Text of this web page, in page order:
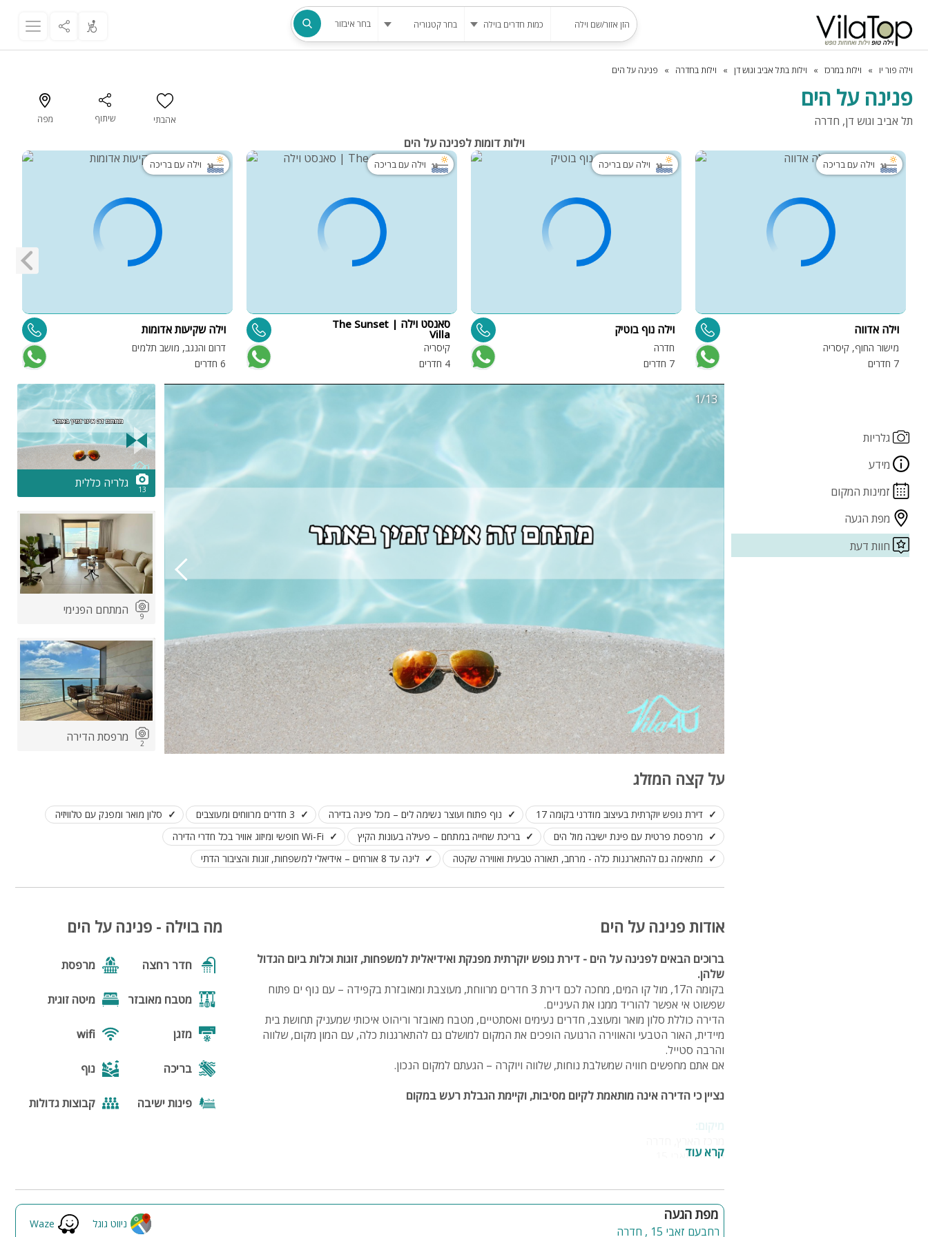
וילה פור יו וילות במרכז וילות בתל אביב וגוש דן וילות בחדרה פנינה על הים
בחר איבזור
פינת מנגל
סאונה
גקוזי
פלייסטיישן
שולחן פוקר
גישה לנכים
בריכה מקורה
מרפסת
גדולות
מיטה זוגית
פינת אוכל
wifi
hot
מחירים
שולחן פול
הוקי אוויר
חדר קולנוע
לרכב חשמלי
פנינה על הים
תל אביב וגוש דן, חדרה אהבתי שיתוף מפה
וילות דומות לפנינה על הים
וילה עם בריכה
וילה אדווה
מישור החוף, קיסריה
7 חדרים
וילה עם בריכה
וילה נוף בוטיק
חדרה
7 חדרים
וילה עם בריכה
סאנסט וילה | The Sunset
Villa
קיסריה
4 חדרים
וילה עם בריכה
וילה שקיעות אדומות
דרום והנגב, מושב תלמים
6 חדרים
גלריות
מידע
זמינות המקום
מפת הגעה
חוות דעת
1/13
2/13
13 גלריה כללית
9 המתחם הפנימי
2 מרפסת הדירה
על קצה המזלג
דירת נופש יוקרתית בעיצוב מודרני בקומה 17 נוף פתוח ועוצר נשימה לים – מכל פינה בדירה 3 חדרים מרווחים ומעוצבים
סלון מואר ומפנק עם טלוויזיה
מרפסת פרטית עם פינת ישיבה מול הים
בריכת שחייה במתחם – פעילה בעונות הקיץ
Wi-Fi חופשי ומיזוג אוויר בכל חדרי הדירה
מתאימה גם להתארגנות כלה - מרחב, תאורה טבעית ואווירה שקטה
לינה עד 8 אורחים – אידיאלי למשפחות, זוגות והציבור הדתי
אודות פנינה על הים
ברוכים הבאים לפנינה על הים - דירת נופש יוקרתית מפנקת ואידיאלית למשפחות, זוגות וכלות ביום הגדול
שלהן.
בקומה ה17, מול קו המים, מחכה לכם דירת 3 חדרים מרווחת, מעוצבת ומאובזרת בקפידה – עם נוף ים פתוח
שפשוט אי אפשר להוריד ממנו את העיניים.
הדירה כוללת סלון מואר ומעוצב, חדרים נעימים ואסתטיים, מטבח מאובזר וריהוט איכותי שמעניק תחושת בית
מיידית, האור הטבעי והאווירה הרגועה הופכים את המקום למושלם גם להתארגנות כלה, עם המון מקום, שלווה
והרבה סטייל.
אם אתם מחפשים חוויה שמשלבת נוחות, שלווה ויוקרה – הגעתם למקום הנכון.
נציין כי הדירה אינה מותאמת לקיום מסיבות, וקיימת הגבלת רעש במקום
רחבעם זאבי 15
בסביבת המקום:
חוף הים אולגה, טיילת, מסעדות ובתי קפה
פנים הדירה:
קרא עוד
מה בוילה - פנינה על הים
חדר רחצה מרפסת
מטבח מאובזר מיטה זוגית
מזגן wifi
בריכה נוף
פינות ישיבה קבוצות גדולות
Waze ניווט גוגל
מפת הגעה
רחבעם זאבי 15 , חדרה